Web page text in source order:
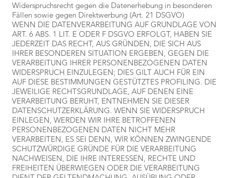
Widerspruchsrecht gegen die Datenerhebung in besonderen
Fällen sowie gegen Direktwerbung (Art. 21 DSGVO)
WENN DIE DATENVERARBEITUNG AUF GRUNDLAGE VON
ART. 6 ABS. 1 LIT. E ODER F DSGVO ERFOLGT, HABEN SIE
JEDERZEIT DAS RECHT, AUS GRÜNDEN, DIE SICH AUS
IHRER BESONDEREN SITUATION ERGEBEN, GEGEN DIE
VERARBEITUNG IHRER PERSONENBEZOGENEN DATEN
WIDERSPRUCH EINZULEGEN; DIES GILT AUCH FÜR EIN
AUF DIESE BESTIMMUNGEN GESTÜTZTES PROFILING. DIE
JEWEILIGE RECHTSGRUNDLAGE, AUF DENEN EINE
VERARBEITUNG BERUHT, ENTNEHMEN SIE DIESER
DATENSCHUTZERKLÄRUNG. WENN SIE WIDERSPRUCH
EINLEGEN, WERDEN WIR IHRE BETROFFENEN
PERSONENBEZOGENEN DATEN NICHT MEHR
VERARBEITEN, ES SEI DENN, WIR KÖNNEN ZWINGENDE
SCHUTZWÜRDIGE GRÜNDE FÜR DIE VERARBEITUNG
NACHWEISEN, DIE IHRE INTERESSEN, RECHTE UND
FREIHEITEN ÜBERWIEGEN ODER DIE VERARBEITUNG